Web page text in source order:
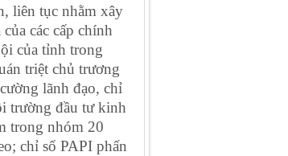
liên tục nhằm xây
các cấp chính
của tỉnh trong
triệt chủ trương
lãnh đạo, chỉ
trường đầu tư kinh
trong nhóm 20
chỉ số PAPI phấn